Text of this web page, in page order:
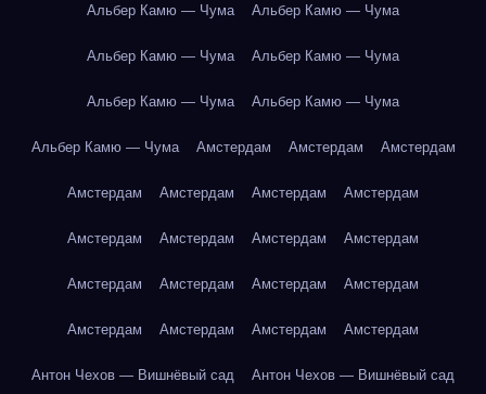
Альбер Камю — Чума Альбер Камю — Чума
Альбер Камю — Чума Альбер Камю — Чума
Альбер Камю — Чума Альбер Камю — Чума
Альбер Камю — Чума Амстердам Амстердам Амстердам
Амстердам Амстердам Амстердам Амстердам
Амстердам Амстердам Амстердам Амстердам
Амстердам Амстердам Амстердам Амстердам
Амстердам Амстердам Амстердам Амстердам
Антон Чехов — Вишнёвый сад Антон Чехов — Вишнёвый сад